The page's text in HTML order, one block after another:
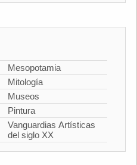
Mesopotamia
Mitología
Museos
Pintura
Vanguardias Artísticas
del siglo XX